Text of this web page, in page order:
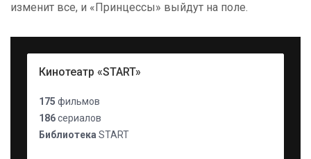
изменит все, и «Принцессы» выйдут на поле.
Кинотеатр «START»
175 фильмов
186сериалов
Библиотека START